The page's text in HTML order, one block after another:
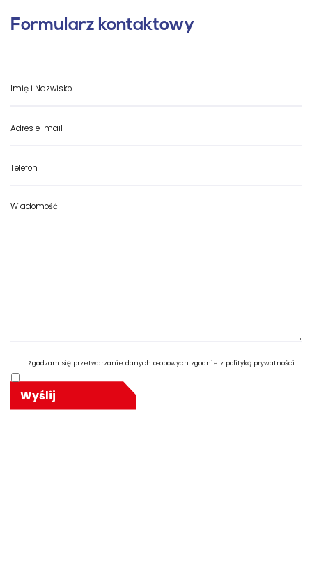
Formularz kontaktowy
Zgadzam się przetwarzanie danych osobowych zgodnie z polityką prywatności.